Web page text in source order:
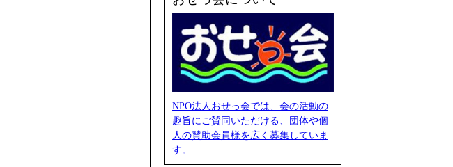
NPO法人おせっ会では、会の活動の
趣旨にご賛同いただける、団体や個
人の賛助会員様を広く募集していま
す。